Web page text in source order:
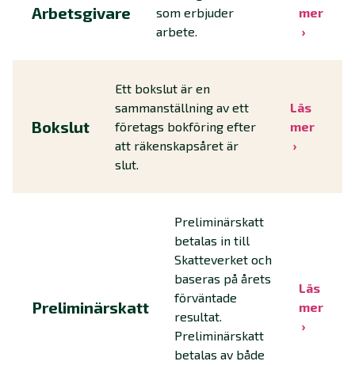
Arbetsgivare
som erbjuder
arbete.
mer
Bokslut
Ett bokslut är en
sammanställning av ett
företags bokföring efter
att räkenskapsåret är
slut.
Läs
mer
Preliminärskatt
Preliminärskatt
betalas in till
Skatteverket och
baseras på årets
förväntade
resultat.
Preliminärskatt
betalas av både
Läs
mer